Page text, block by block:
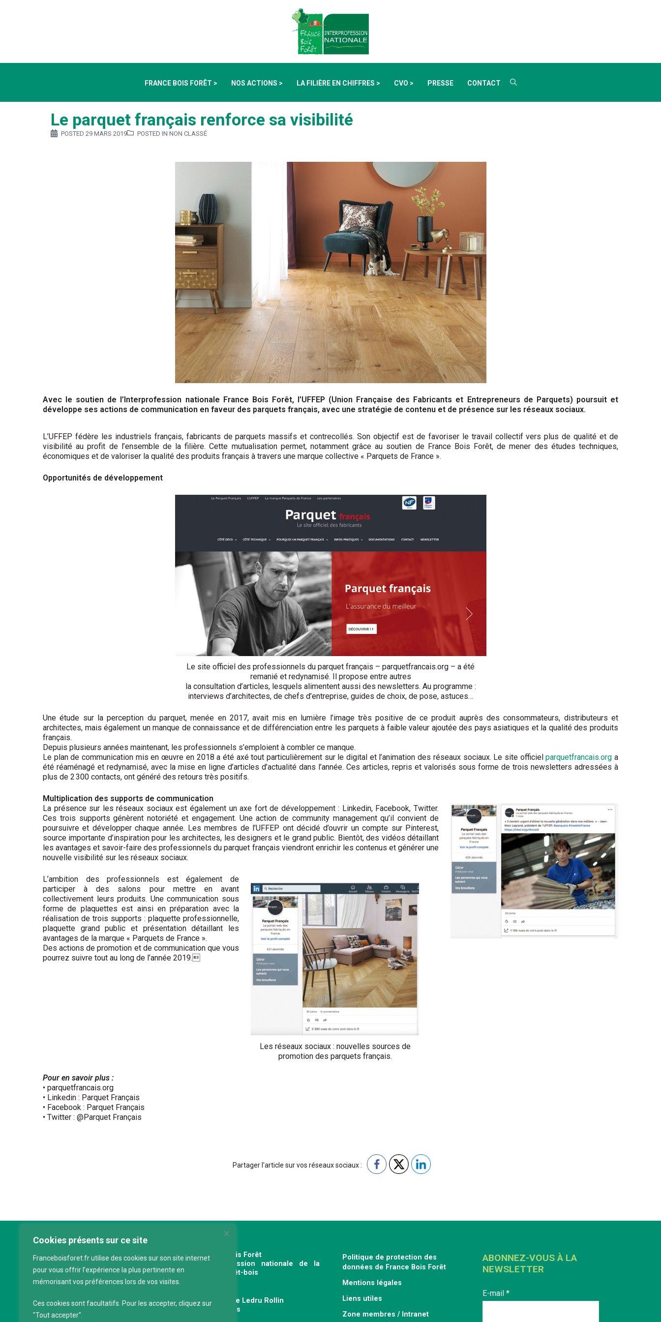
Cookies présents sur ce site
Franceboisforet.fr utilise des cookies sur son site internet
pour vous offrir l’expérience la plus pertinente en
mémorisant vos préférences lors de vos visites.
Ces cookies sont facultatifs. Pour les accepter, cliquez sur
"Tout accepter".
FRANCE BOIS FORÊT > NOS ACTIONS > LA FILIÈRE EN CHIFFRES > CVO > PRESSE CONTACT
Le parquet français renforce sa visibilité
POSTED 29 MARS 2019 POSTED IN NON CLASSÉ
Avec le soutien de l’Interprofession nationale France Bois Forêt, l’UFFEP (Union Française des Fabricants et Entrepreneurs de Parquets) poursuit et
développe ses actions de communication en faveur des parquets français, avec une stratégie de contenu et de présence sur les réseaux sociaux.
L’UFFEP fédère les industriels français, fabricants de parquets massifs et contrecollés. Son objectif est de favoriser le travail collectif vers plus de qualité et de
visibilité au profit de l’ensemble de la filière. Cette mutualisation permet, notamment grâce au soutien de France Bois Forêt, de mener des études techniques,
économiques et de valoriser la qualité des produits français à travers une marque collective « Parquets de France ».
Opportunités de développement
Le site officiel des professionnels du parquet français – parquetfrancais.org – a été
remanié et redynamisé. Il propose entre autres
la consultation d’articles, lesquels alimentent aussi des newsletters. Au programme :
interviews d’architectes, de chefs d’entreprise, guides de choix, de pose, astuces…
Une étude sur la perception du parquet, menée en 2017, avait mis en lumière l’image très positive de ce produit auprès des consommateurs, distributeurs et
architectes, mais également un manque de connaissance et de différenciation entre les parquets à faible valeur ajoutée des pays asiatiques et la qualité des produits
français.
Depuis plusieurs années maintenant, les professionnels s’emploient à combler ce manque.
Le plan de communication mis en œuvre en 2018 a été axé tout particulièrement sur le digital et l’animation des réseaux sociaux. Le site officielparquetfrancais.orga
été réaménagé et redynamisé, avec la mise en ligne d’articles d’actualité dans l’année. Ces articles, repris et valorisés sous forme de trois newsletters adressées à
plus de 2 300 contacts, ont généré des retours très positifs.
Multiplication des supports de communication
La présence sur les réseaux sociaux est également un axe fort de développement : Linkedin, Facebook, Twitter.
Ces trois supports génèrent notoriété et engagement. Une action de community management qu’il convient de
poursuivre et développer chaque année. Les membres de l’UFFEP ont décidé d’ouvrir un compte sur Pinterest,
source importante d’inspiration pour les architectes, les designers et le grand public. Bientôt, des vidéos détaillant
les avantages et savoir-faire des professionnels du parquet français viendront enrichir les contenus et générer une
nouvelle visibilité sur les réseaux sociaux.
Les réseaux sociaux : nouvelles sources de
promotion des parquets français.
L’ambition des professionnels est également de
participer à des salons pour mettre en avant
collectivement leurs produits. Une communication sous
forme de plaquettes est ainsi en préparation avec la
réalisation de trois supports : plaquette professionnelle,
plaquette grand public et présentation détaillant les
avantages de la marque « Parquets de France ».
Des actions de promotion et de communication que vous
pourrez suivre tout au long de l’année 2019.
Pour en savoir plus :
• parquetfrancais.org
• Linkedin : Parquet Français
• Facebook : Parquet Français
• Twitter : @Parquet Français
Partager l'article sur vos réseaux sociaux :
France Bois Forêt
Interprofession nationale de la
filière forêt-bois
120 avenue Ledru Rollin
75011 Paris
Politique de protection des
données de France Bois Forêt
Mentions légales
Liens utiles
Zone membres / Intranet
ABONNEZ-VOUS À LA
NEWSLETTER
E-mail *